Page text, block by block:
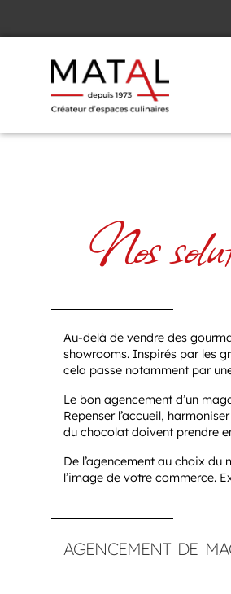
Nos
Au-delà de vendre des
showrooms. Inspirés par les
cela passe notamment par
Le bon agencement d’un
Repenser l’accueil,
du chocolat doivent prendre
De l’agencement au choix
l’image de votre commerce.
AGENCEMENT DE